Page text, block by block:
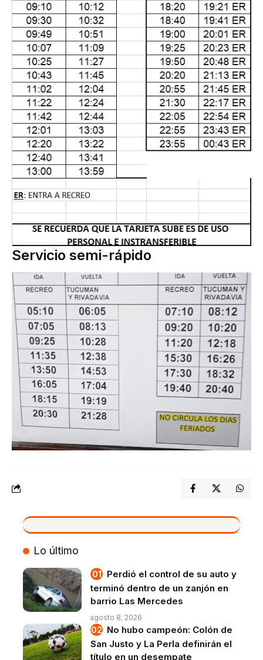
Servicio semi-rápido
VIVO
Lo último
Perdió el control de su auto y
terminó dentro de un zanjón en
barrio Las Mercedes
agosto 8, 2026
No hubo campeón: Colón de
San Justo y La Perla definirán el
título en un desempate